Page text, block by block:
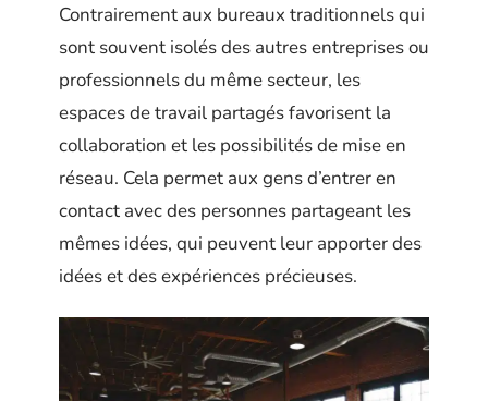
Contrairement aux bureaux traditionnels qui
sont souvent isolés des autres entreprises ou
professionnels du même secteur, les
espaces de travail partagés favorisent la
collaboration et les possibilités de mise en
réseau. Cela permet aux gens d’entrer en
contact avec des personnes partageant les
mêmes idées, qui peuvent leur apporter des
idées et des expériences précieuses.